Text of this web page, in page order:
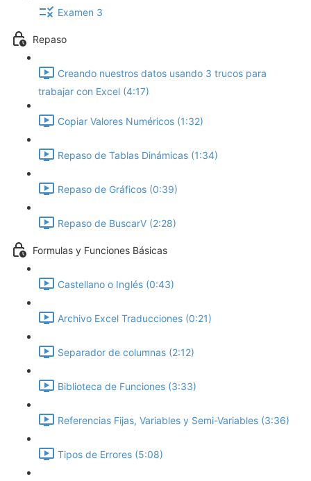
Examen 3
Repaso
Creando nuestros datos usando 3 trucos para
trabajar con Excel (4:17)
Copiar Valores Numéricos (1:32)
Repaso de Tablas Dinámicas (1:34)
Repaso de Gráficos (0:39)
Repaso de BuscarV (2:28)
Formulas y Funciones Básicas
Castellano o Inglés (0:43)
Archivo Excel Traducciones (0:21)
Separador de columnas (2:12)
Biblioteca de Funciones (3:33)
Referencias Fijas, Variables y Semi-Variables (3:36)
Tipos de Errores (5:08)